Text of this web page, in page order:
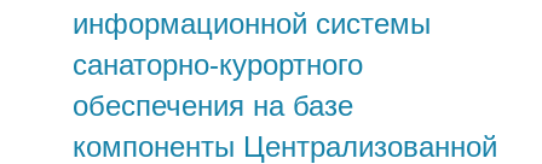
информационной системы
санаторно-курортного
обеспечения на базе
компоненты Централизованной